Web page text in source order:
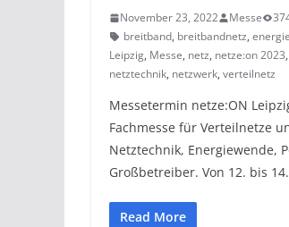
November 23, 2022 Messe
breitband, breitbandnetz, energie
Leipzig, Messe, netz, netze:on 2023,
netztechnik, netzwerk, verteilnetz
Messetermin netze:ON
Fachmesse für Verteilnetze
Netztechnik, Energiewende,
Großbetreiber. Von 12. bis
Read More